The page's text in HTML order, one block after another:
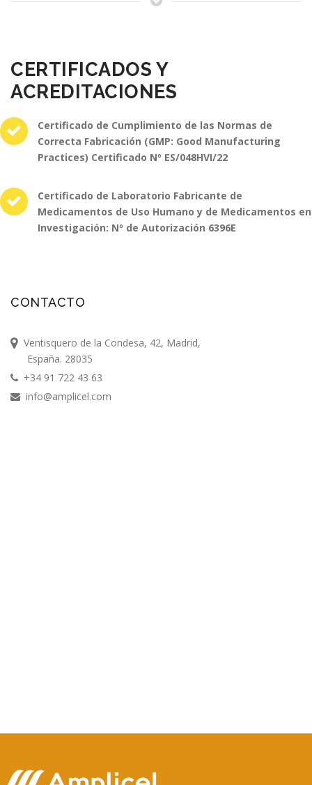
CERTIFICADOS Y
ACREDITACIONES
Certificado de Cumplimiento de las Normas de
Correcta Fabricación (GMP: Good Manufacturing
Practices) Certificado Nº ES/048HVI/22
Certificado de Laboratorio Fabricante de
Medicamentos de Uso Humano y de Medicamentos en
Investigación: Nº de Autorización 6396E
CONTACTO
Ventisquero de la Condesa, 42, Madrid,
España. 28035
+34 91 722 43 63
info@amplicel.com